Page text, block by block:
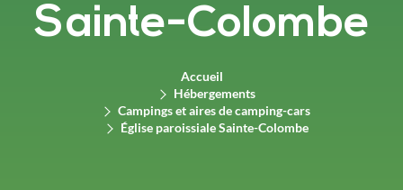
Sainte-Colombe
Accueil
Hébergements
Campings et aires de camping-cars
Église paroissiale Sainte-Colombe